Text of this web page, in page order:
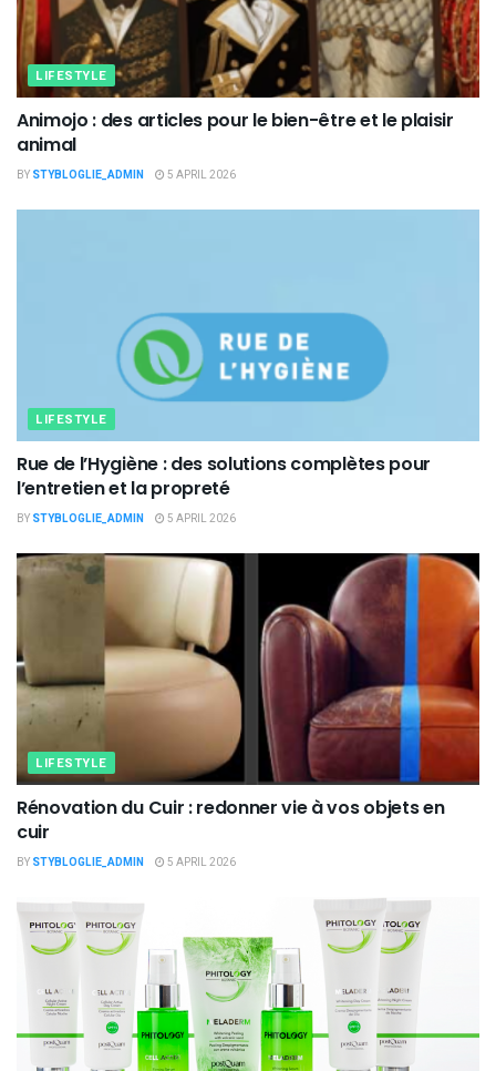
LIFESTYLE
Animojo : des articles pour le bien-être et le plaisir
animal
BY STYBLOGLIE_ADMIN 5 APRIL 2026
LIFESTYLE
Rue de l’Hygiène : des solutions complètes pour
l’entretien et la propreté
BY STYBLOGLIE_ADMIN 5 APRIL 2026
LIFESTYLE
Rénovation du Cuir : redonner vie à vos objets en
cuir
BY STYBLOGLIE_ADMIN 5 APRIL 2026